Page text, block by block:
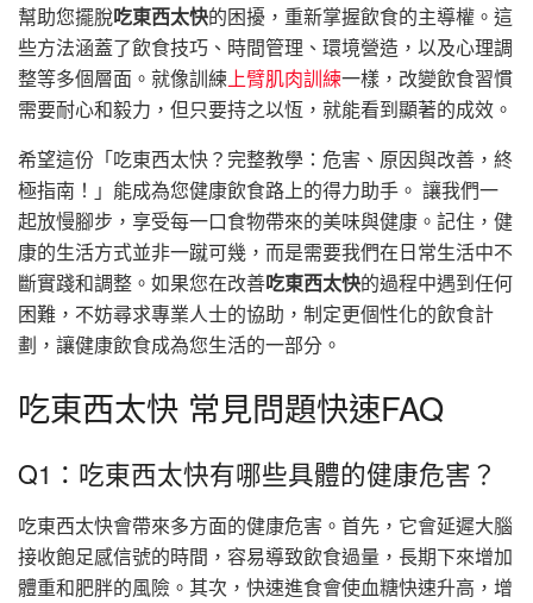
幫助您擺脫吃東西太快的困擾，重新掌握飲食的主導權。這
些方法涵蓋了飲食技巧、時間管理、環境營造，以及心理調
整等多個層面。就像訓練 上臂肌肉訓練一樣，改變飲食習慣
需要耐心和毅力，但只要持之以恆，就能看到顯著的成效。
希望這份「吃東西太快？完整教學：危害、原因與改善，終
極指南！」能成為您健康飲食路上的得力助手。 讓我們一
起放慢腳步，享受每一口食物帶來的美味與健康。記住，健
康的生活方式並非一蹴可幾，而是需要我們在日常生活中不
斷實踐和調整。如果您在改善吃東西太快的過程中遇到任何
困難，不妨尋求專業人士的協助，制定更個性化的飲食計
劃，讓健康飲食成為您生活的一部分。
吃東西太快 常見問題快速FAQ
Q1：吃東西太快有哪些具體的健康危害？
吃東西太快會帶來多方面的健康危害。首先，它會延遲大腦
接收飽足感信號的時間，容易導致飲食過量，長期下來增加
體重和肥胖的風險。其次，快速進食會使血糖快速升高，增